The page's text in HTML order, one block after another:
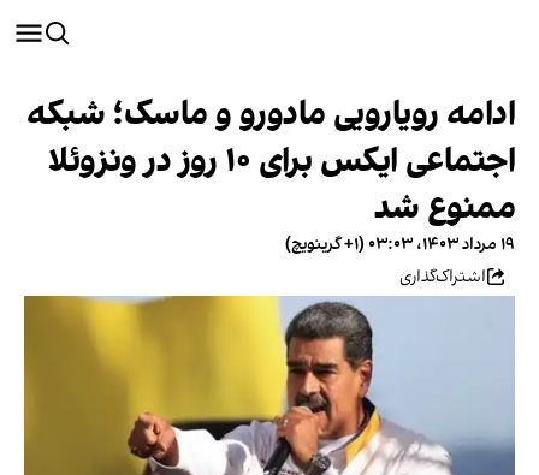
ادامه رویارویی مادورو و ماسک؛ شبکه
اجتماعی ایکس برای ۱۰ روز در ونزوئلا
ممنوع شد
۱۹ مرداد ۱۴۰۳، ۰۳:۰۳ (‎+۱ گرینویچ)
اشتراک‌گذاری